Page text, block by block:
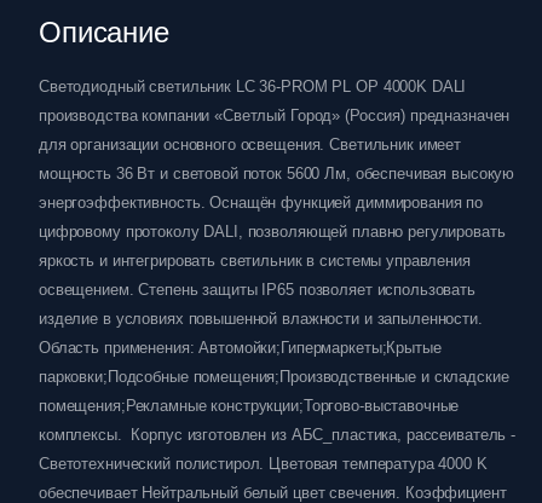
Описание
Светодиодный светильник LC 36-PROM PL OP 4000K DALI
производства компании «Светлый Город» (Россия) предназначен
для организации основного освещения. Светильник имеет
мощность 36 Вт и световой поток 5600 Лм, обеспечивая высокую
энергоэффективность. Оснащён функцией диммирования по
цифровому протоколу DALI, позволяющей плавно регулировать
яркость и интегрировать светильник в системы управления
освещением. Степень защиты IP65 позволяет использовать
изделие в условиях повышенной влажности и запыленности.
Область применения: Автомойки;Гипермаркеты;Крытые
парковки;Подсобные помещения;Производственные и складские
помещения;Рекламные конструкции;Торгово-выставочные
комплексы. Корпус изготовлен из АБС_пластика, рассеиватель -
Светотехнический полистирол. Цветовая температура 4000 K
обеспечивает Нейтральный белый цвет свечения. Коэффициент